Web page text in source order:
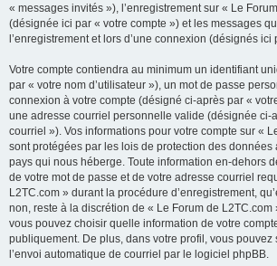
« messages invités »), l’enregistrement sur « Le
(désignée ici par « votre compte ») et les messages
l’enregistrement et lors d’une connexion (désignés
Votre compte contiendra au minimum un identifiant
par « votre nom d’utilisateur »), un mot de passe
connexion à votre compte (désigné ci-après par «
une adresse courriel personnelle valide (désignée ci-
courriel »). Vos informations pour votre compte sur «
sont protégées par les lois de protection des données
pays qui nous héberge. Toute information en-dehors
de votre mot de passe et de votre adresse courriel
L2TC.com » durant la procédure d’enregistrement,
non, reste à la discrétion de « Le Forum de L2TC.com
vous pouvez choisir quelle information de votre
publiquement. De plus, dans votre profil, vous pouvez
l’envoi automatique de courriel par le logiciel phpBB.